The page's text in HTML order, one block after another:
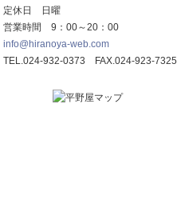
定休日 日曜
営業時間 9：00～20：00
info@hiranoya-web.com
TEL.024-932-0373 FAX.024-923-7325